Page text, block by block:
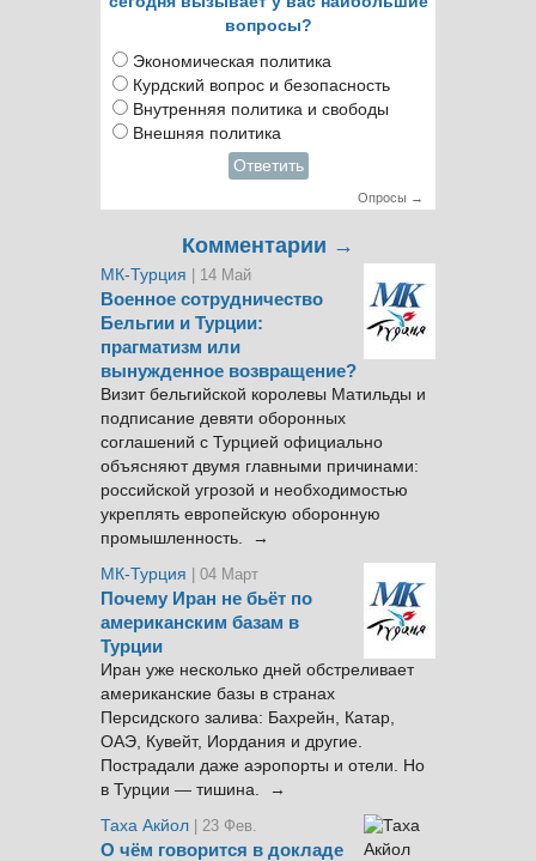
вопросы?
Экономическая политика
Курдский вопрос и безопасность
Внутренняя политика и свободы
Внешняя политика
Ответить
Опросы →
Комментарии →
МК-Турция | 14 Май
Военное сотрудничество
Бельгии и Турции:
прагматизм или
вынужденное возвращение?
Визит бельгийской королевы Матильды и
подписание девяти оборонных
соглашений с Турцией официально
объясняют двумя главными причинами:
российской угрозой и необходимостью
укреплять европейскую оборонную
промышленность. →
МК-Турция
| 04 Март
Почему Иран не бьёт по
американским базам в
Турции
Иран уже несколько дней обстреливает
американские базы в странах
Персидского залива: Бахрейн, Катар,
ОАЭ, Кувейт, Иордания и другие.
Пострадали даже аэропорты и отели. Но
в Турции — тишина. →
Таха Акйол | 23 Фев.
О чём говорится в докладе